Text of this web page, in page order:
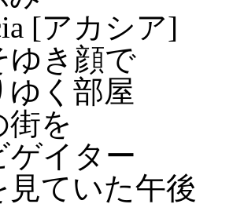
[アカシア]
ゆき顔で
ゆく部屋
街を
ゲイター
見ていた午後